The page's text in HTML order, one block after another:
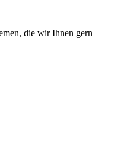
die wir Ihnen gern